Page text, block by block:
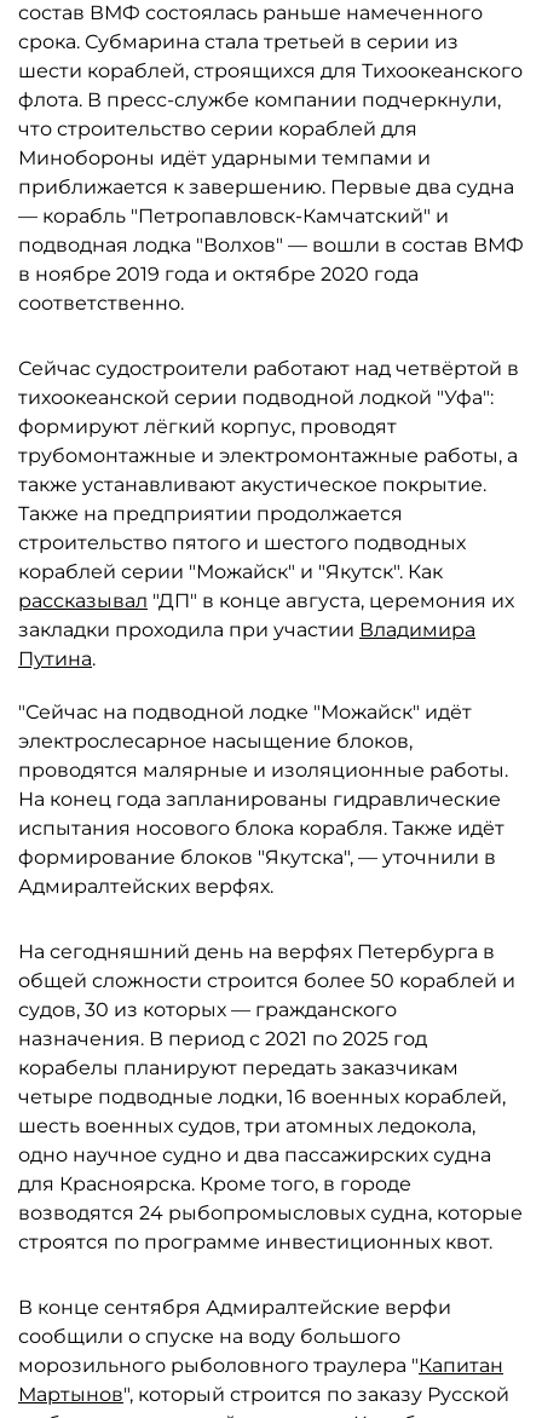
состав ВМФ состоялась раньше намеченного
срока. Субмарина стала третьей в серии из
шести кораблей, строящихся для Тихоокеанского
флота. В пресс-службе компании подчеркнули,
что строительство серии кораблей для
Минобороны идёт ударными темпами и
приближается к завершению. Первые два судна
— корабль "Петропавловск-Камчатский" и
подводная лодка "Волхов" — вошли в состав ВМФ
в ноябре 2019 года и октябре 2020 года
соответственно.
Сейчас судостроители работают над четвёртой в
тихоокеанской серии подводной лодкой "Уфа":
формируют лёгкий корпус, проводят
трубомонтажные и электромонтажные работы, а
также устанавливают акустическое покрытие.
Также на предприятии продолжается
строительство пятого и шестого подводных
кораблей серии "Можайск" и "Якутск". Как
рассказывал "ДП" в конце августа, церемония их
закладки проходила при участии Владимира
Путина.
"Сейчас на подводной лодке "Можайск" идёт
электрослесарное насыщение блоков,
проводятся малярные и изоляционные работы.
На конец года запланированы гидравлические
испытания носового блока корабля. Также идёт
формирование блоков "Якутска", — уточнили в
Адмиралтейских верфях.
На сегодняшний день на верфях Петербурга в
общей сложности строится более 50 кораблей и
судов, 30 из которых — гражданского
назначения. В период с 2021 по 2025 год
корабелы планируют передать заказчикам
четыре подводные лодки, 16 военных кораблей,
шесть военных судов, три атомных ледокола,
одно научное судно и два пассажирских судна
для Красноярска. Кроме того, в городе
возводятся 24 рыбопромысловых судна, которые
строятся по программе инвестиционных квот.
В конце сентября Адмиралтейские верфи
сообщили о спуске на воду большого
морозильного рыболовного траулера "Капитан
Мартынов", который строится по заказу Русской